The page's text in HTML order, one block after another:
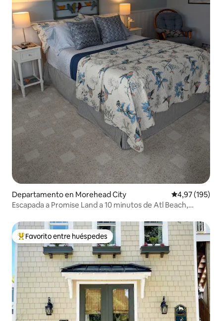
Departamento en Morehead City Calificación
4,97 (195)
Escapada a Promise Land a 10 minutos de Atl Beach,
Favorito entre los huéspedes más destacados
Favorito entre huéspedes